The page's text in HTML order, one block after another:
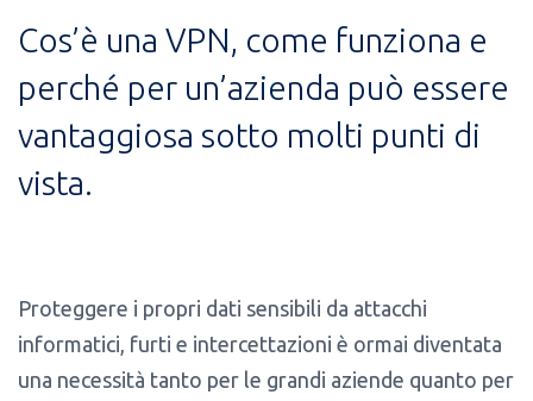
Cos’è una VPN, come funziona e
perché per un’azienda può essere
vantaggiosa sotto molti punti di
vista.
Proteggere i propri dati sensibili da attacchi
informatici, furti e intercettazioni è ormai diventata
una necessità tanto per le grandi aziende quanto per